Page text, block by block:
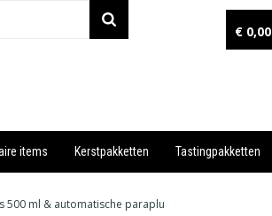
€ 0,00
items Kerstpakketten Tastingpakketten
500 ml & automatische paraplu